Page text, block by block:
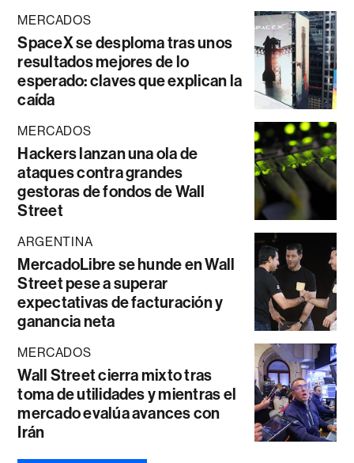
MERCADOS
SpaceX se desploma tras unos
resultados mejores de lo
esperado: claves que explican la
caída
MERCADOS
Hackers lanzan una ola de
ataques contra grandes
gestoras de fondos de Wall
Street
ARGENTINA
MercadoLibre se hunde en Wall
Street pese a superar
expectativas de facturación y
ganancia neta
MERCADOS
Wall Street cierra mixto tras
toma de utilidades y mientras el
mercado evalúa avances con
Irán